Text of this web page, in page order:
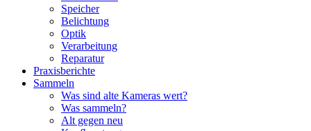
Speicher
Belichtung
Optik
Verarbeitung
Reparatur
Praxisberichte
Sammeln
Was sind alte Kameras wert?
Was sammeln?
Alt gegen neu